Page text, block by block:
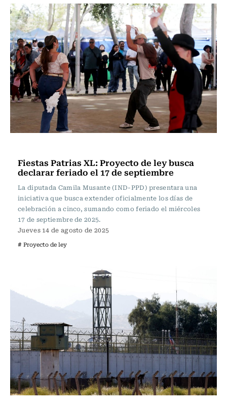
Fiestas Patrias XL: Proyecto de ley busca
declarar feriado el 17 de septiembre
La diputada Camila Musante (IND-PPD) presentara una
iniciativa que busca extender oficialmente los días de
celebración a cinco, sumando como feriado el miércoles
17 de septiembre de 2025.
Jueves 14 de agosto de 2025
# Proyecto de ley